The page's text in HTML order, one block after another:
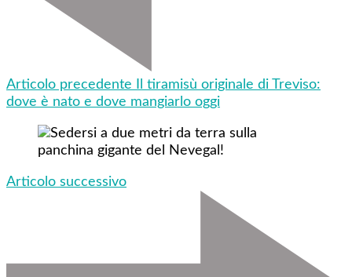
Articolo precedente
Il tiramisù originale di Treviso:
dove è nato e dove mangiarlo oggi
Articolo successivo